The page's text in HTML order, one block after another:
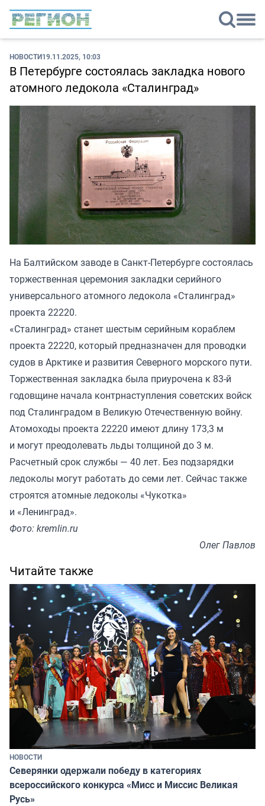
НОВОСТИ19.11.2025, 10:03
В Петербурге состоялась закладка нового
атомного ледокола «Сталинград»
На Балтийском заводе в Санкт-Петербурге состоялась
торжественная церемония закладки серийного
универсального атомного ледокола «Сталинград»
проекта 22220.
«Сталинград» станет шестым серийным кораблем
проекта 22220, который предназначен для проводки
судов в Арктике и развития Северного морского пути.
Торжественная закладка была приурочена к 83-й
годовщине начала контрнаступления советских войск
под Сталинградом в Великую Отечественную войну.
Атомоходы проекта 22220 имеют длину 173,3 м
и могут преодолевать льды толщиной до 3 м.
Расчетный срок службы — 40 лет. Без подзарядки
ледоколы могут работать до семи лет. Сейчас также
строятся атомные ледоколы «Чукотка»
и «Ленинград».
Фото: kremlin.ru
Олег Павлов
Читайте также
НОВОСТИ
Северянки одержали победу в категориях
всероссийского конкурса «Мисс и Миссис Великая
Русь»